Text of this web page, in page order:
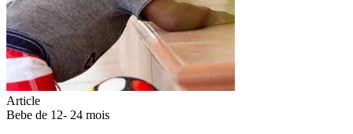
Article
Bebe de 12- 24 mois